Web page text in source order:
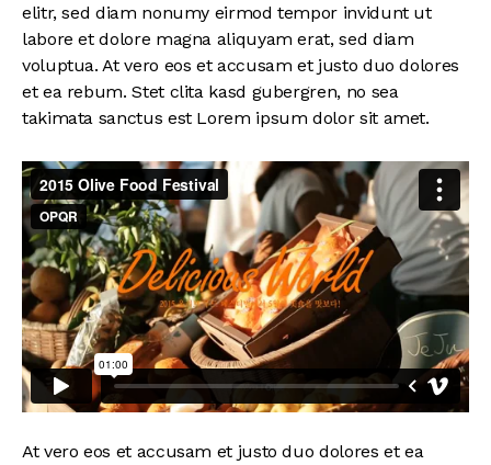
elitr, sed diam nonumy eirmod tempor invidunt ut
labore et dolore magna aliquyam erat, sed diam
voluptua. At vero eos et accusam et justo duo dolores
et ea rebum. Stet clita kasd gubergren, no sea
takimata sanctus est Lorem ipsum dolor sit amet.
At vero eos et accusam et justo duo dolores et ea